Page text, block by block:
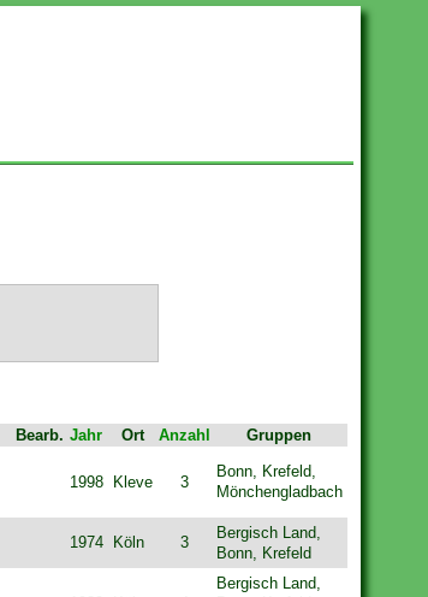
Bearb. Jahr Ort Anzahl
Gruppen
1998 Kleve 3
Bonn, Krefeld,
Mönchengladbach
1974 Köln 3
Bergisch Land,
Bonn, Krefeld
Bergisch Land,